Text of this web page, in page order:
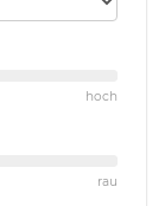
hoch
rau